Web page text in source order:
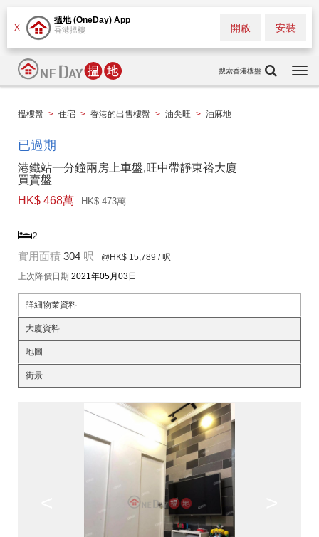
X
搵地 (OneDay) App
香港搵樓 安裝
開啟
搜索香港樓盤
搵樓盤 > 住宅 > 香港的出售樓盤 > 油尖旺 > 油麻地
已過期
港鐵站一分鐘兩房上車盤,旺中帶靜東裕大廈
買賣盤
HK$ 468萬
HK$ 473萬
2
實用面積 304 呎 @HK$ 15,789 / 呎
上次降價日期 2021年05月03日
詳細物業資料
大廈資料
地圖
街景